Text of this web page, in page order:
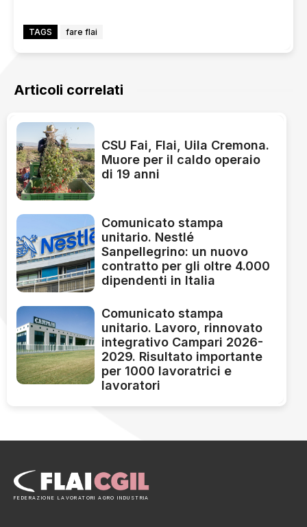
TAGS fare flai
Articoli correlati
CSU Fai, Flai, Uila Cremona.
Muore per il caldo operaio
di 19 anni
Comunicato stampa
unitario. Nestlé
Sanpellegrino: un nuovo
contratto per gli oltre 4.000
dipendenti in Italia
Comunicato stampa
unitario. Lavoro, rinnovato
integrativo Campari 2026-
2029. Risultato importante
per 1000 lavoratrici e
lavoratori
FEDERAZIONE LAVORATORI AGRO INDUSTRIA